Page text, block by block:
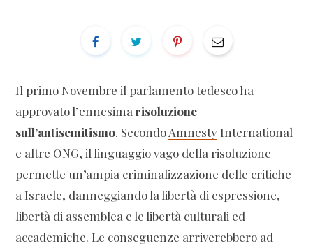
Il primo Novembre il parlamento tedesco ha
approvato l’ennesima risoluzione
sull’antisemitismo. SecondoAmnestyInternational
e altre ONG, il linguaggio vago della risoluzione
permette un’ampia criminalizzazione delle critiche
a Israele, danneggiando la libertà di espressione,
libertà di assemblea e le libertà culturali ed
accademiche. Le conseguenze arriverebbero ad